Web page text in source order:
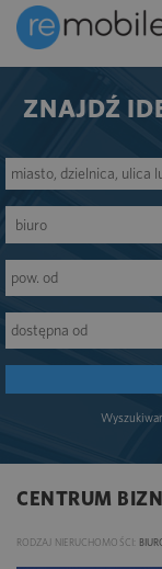
ZNAJDŹ
CENTRUM
RODZAJ NIERUCHOMOŚCI: